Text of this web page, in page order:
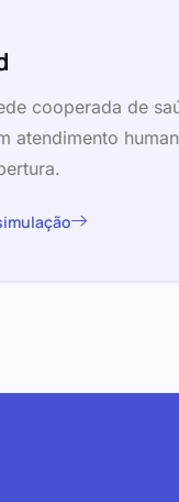
cooperada de
atendimento